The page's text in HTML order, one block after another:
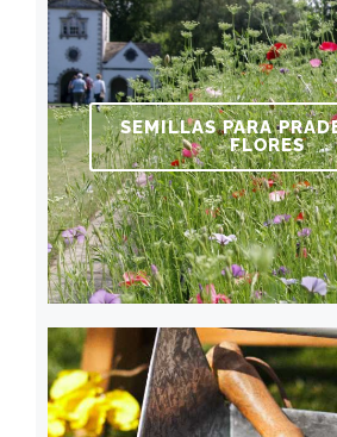
SEMILLAS PARA
FLORES